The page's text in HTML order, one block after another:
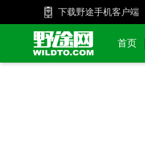
下载野途手机客户端
首页